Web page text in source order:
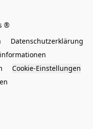
Datenschutzerklärung
Cookie-Einstellungen